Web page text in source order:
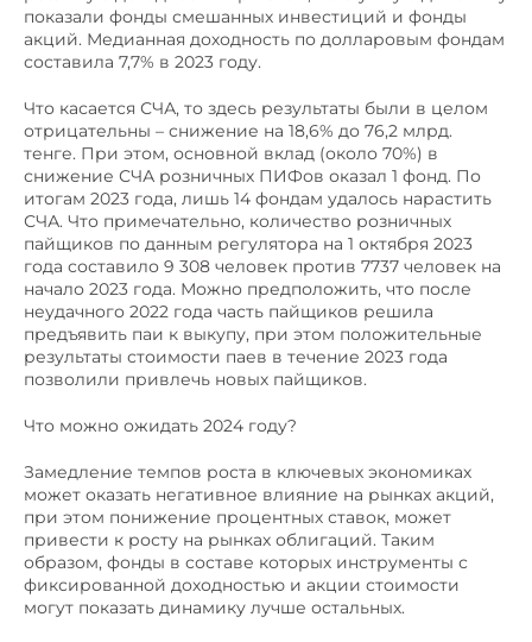
показали фонды смешанных инвестиций и фонды
акций. Медианная доходность по долларовым фондам
составила 7,7% в 2023 году.
Что касается СЧА, то здесь результаты были в целом
отрицательны – снижение на 18,6% до 76,2 млрд.
тенге. При этом, основной вклад (около 70%) в
снижение СЧА розничных ПИФов оказал 1 фонд. По
итогам 2023 года, лишь 14 фондам удалось нарастить
СЧА. Что примечательно, количество розничных
пайщиков по данным регулятора на 1 октября 2023
года составило 9 308 человек против 7737 человек на
начало 2023 года. Можно предположить, что после
неудачного 2022 года часть пайщиков решила
предъявить паи к выкупу, при этом положительные
результаты стоимости паев в течение 2023 года
позволили привлечь новых пайщиков.
Что можно ожидать 2024 году?
Замедление темпов роста в ключевых экономиках
может оказать негативное влияние на рынках акций,
при этом понижение процентных ставок, может
привести к росту на рынках облигаций. Таким
образом, фонды в составе которых инструменты с
фиксированной доходностью и акции стоимости
могут показать динамику лучше остальных.